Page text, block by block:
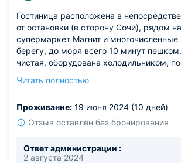
Гостиница расположена в
от остановки (в сторону Сочи), рядом
супермаркет Магнит и многочисленные
берегу, до моря всего 10 минут
чистая, оборудована холодильником,
уютная и аккуратная. В номере
Читать полностью
Проживание: 19 июня 2024 (10 дней)
Отзыв оставлен без бронирования
Ответ администрации :
2 августа 2024